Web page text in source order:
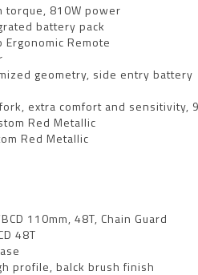
torque, 810W power
battery pack
Remote
geometry, side entry battery
extra comfort and sensitivity,
Red Metallic
Red Metallic
110mm, 48T, Chain Guard
48T
profile, balck brush finish